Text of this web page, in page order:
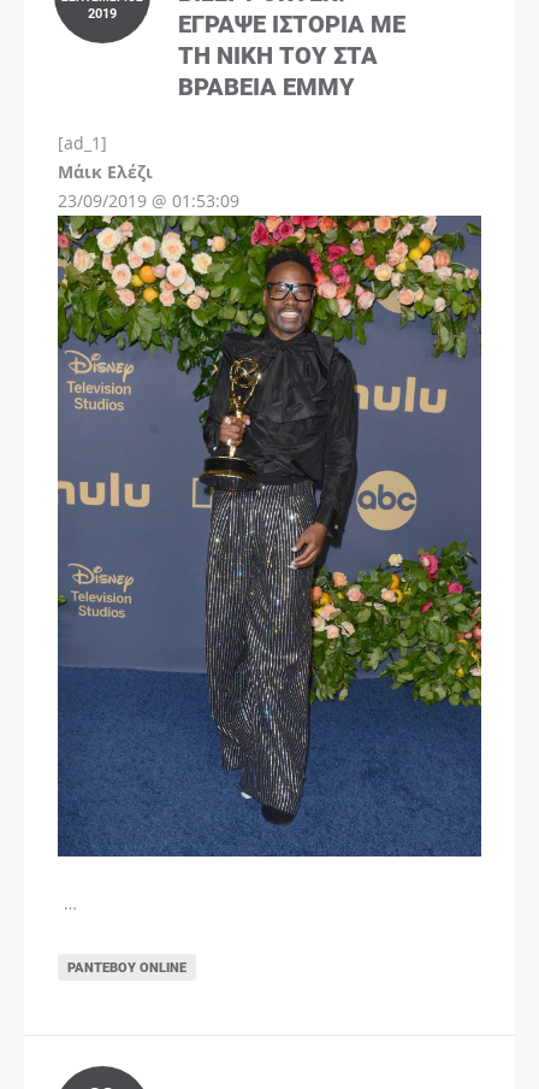
2019
ΈΓΡΑΨΕ ΙΣΤΟΡΊΑ ΜΕ
ΤΗ ΝΊΚΗ ΤΟΥ ΣΤΑ
ΒΡΑΒΕΊΑ EMMY
[ad_1]
Μάικ ΕλέζιInstagram
23/09/2019 @ 01:53:09
…
ΡΑΝΤΕΒΟΎ ONLINE